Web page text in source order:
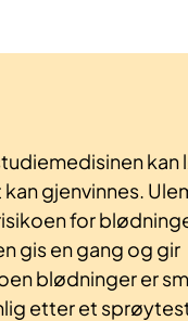
kan
gjenvinnes.
for
gis en gang og gir
blødninger er
etter et